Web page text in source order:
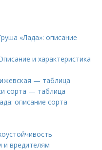
«Лада»: описание
и характеристика
— таблица
сорта — таблица
описание сорта
и вредителям